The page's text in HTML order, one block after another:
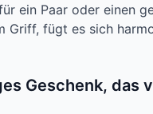
ein Paar oder einen
Griff, fügt es sich
Geschenk, das